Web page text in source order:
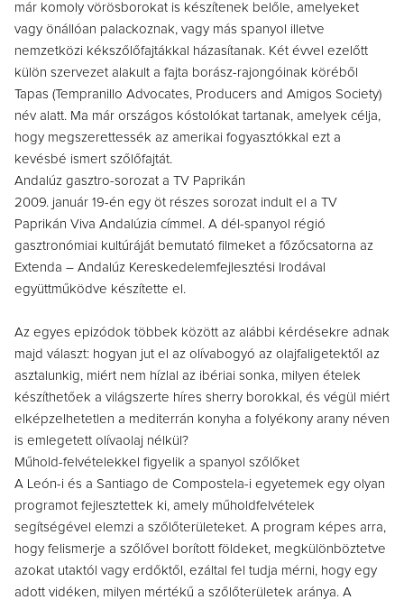
már komoly vörösborokat is készítenek belőle, amelyeket
vagy önállóan palackoznak, vagy más spanyol illetve
nemzetközi kékszőlőfajtákkal házasítanak. Két évvel ezelőtt
külön szervezet alakult a fajta borász-rajongóinak köréből
Tapas (Tempranillo Advocates, Producers and Amigos Society)
név alatt. Ma már országos kóstolókat tartanak, amelyek célja,
hogy megszerettessék az amerikai fogyasztókkal ezt a
kevésbé ismert szőlőfajtát.
Andalúz gasztro-sorozat a TV Paprikán
2009. január 19-én egy öt részes sorozat indult el a TV
Paprikán Viva Andalúzia címmel. A dél-spanyol régió
gasztronómiai kultúráját bemutató filmeket a főzőcsatorna az
Extenda – Andalúz Kereskedelemfejlesztési Irodával
együttműködve készítette el.
Az egyes epizódok többek között az alábbi kérdésekre adnak
majd választ: hogyan jut el az olívabogyó az olajfaligetektől az
asztalunkig, miért nem hízlal az ibériai sonka, milyen ételek
készíthetőek a világszerte híres sherry borokkal, és végül miért
elképzelhetetlen a mediterrán konyha a folyékony arany néven
is emlegetett olívaolaj nélkül?
Műhold-felvételekkel figyelik a spanyol szőlőket
A León-i és a Santiago de Compostela-i egyetemek egy olyan
programot fejlesztettek ki, amely műholdfelvételek
segítségével elemzi a szőlőterületeket. A program képes arra,
hogy felismerje a szőlővel borított földeket, megkülönböztetve
azokat utaktól vagy erdőktől, ezáltal fel tudja mérni, hogy egy
adott vidéken, milyen mértékű a szőlőterületek aránya. A